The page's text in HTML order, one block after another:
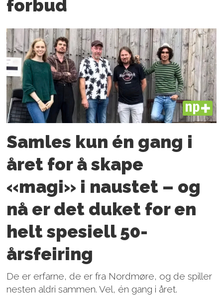
forbud
PLUS
Samles kun én gang i
året for å skape
«magi» i naustet – og
nå er det duket for en
helt spesiell 50-
årsfeiring
De er erfarne, de er fra Nordmøre, og de spiller
nesten aldri sammen. Vel, én gang i året.